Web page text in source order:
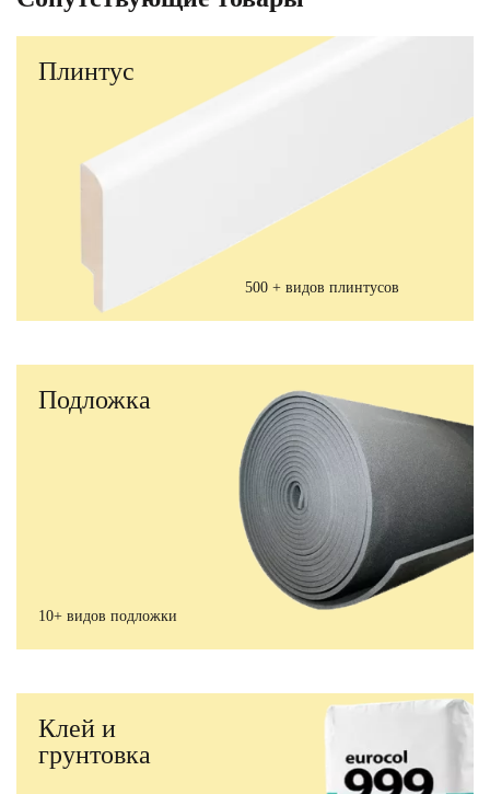
Плинтус
500 + видов плинтусов
Подложка
10+ видов подложки
Клей и
грунтовка